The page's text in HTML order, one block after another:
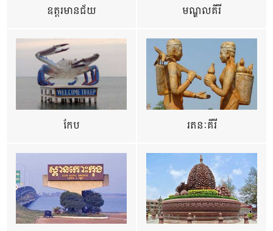
ឧត្ដរមានជ័យ មណ្ឌលគីរី
កែប រតនៈគីរី